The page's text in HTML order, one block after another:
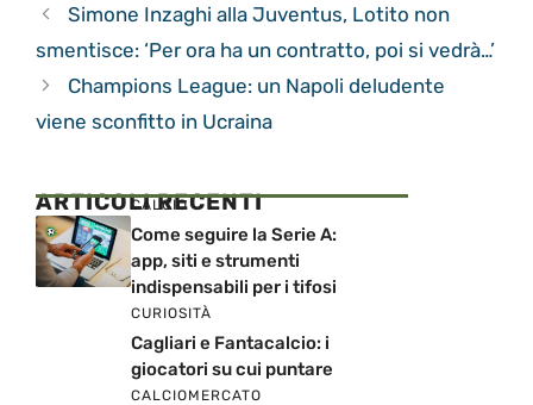
Simone Inzaghi alla Juventus, Lotito non
smentisce: ‘Per ora ha un contratto, poi si vedrà…’
Champions League: un Napoli deludente
viene sconfitto in Ucraina
ARTICOLI RECENTI
CALCIO
Come seguire la Serie A:
app, siti e strumenti
indispensabili per i tifosi
CURIOSITÀ
Cagliari e Fantacalcio: i
giocatori su cui puntare
CALCIOMERCATO